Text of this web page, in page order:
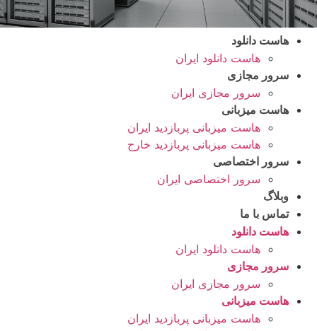
هاست دانلود
هاست دانلود ایران
سرور مجازی
سرور مجازی ایران
هاست میزبانی
هاست میزبانی پربازدید ایران
هاست میزبانی پربازدید خارج
سرور اختصاصی
سرور اختصاصی ایران
وبلاگ
تماس با ما
هاست دانلود
هاست دانلود ایران
سرور مجازی
سرور مجازی ایران
هاست میزبانی
هاست میزبانی پربازدید ایران